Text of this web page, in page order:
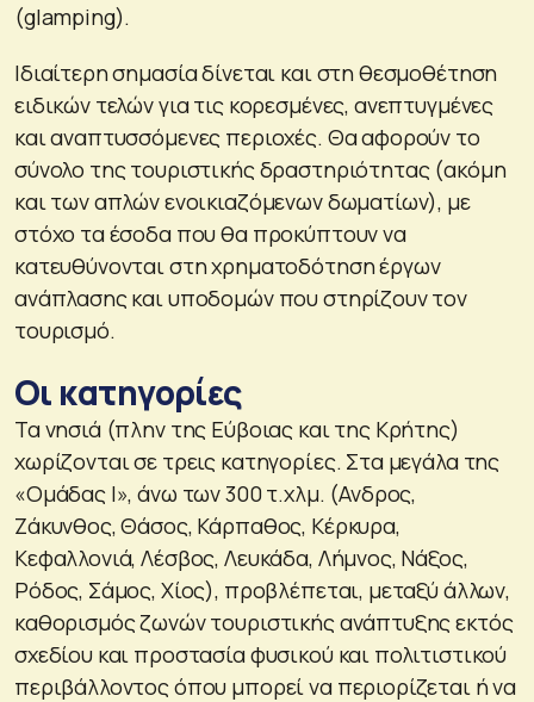
(glamping).
Ιδιαίτερη σημασία δίνεται και στη θεσμοθέτηση
ειδικών τελών για τις κορεσμένες, ανεπτυγμένες
και αναπτυσσόμενες περιοχές. Θα αφορούν το
σύνολο της τουριστικής δραστηριότητας (ακόμη
και των απλών ενοικιαζόμενων δωματίων), με
στόχο τα έσοδα που θα προκύπτουν να
κατευθύνονται στη χρηματοδότηση έργων
ανάπλασης και υποδομών που στηρίζουν τον
τουρισμό.
Οι κατηγορίες
Τα νησιά (πλην της Εύβοιας και της Κρήτης)
χωρίζονται σε τρεις κατηγορίες. Στα μεγάλα της
«Ομάδας Ι», άνω των 300 τ.χλμ. (Ανδρος,
Ζάκυνθος, Θάσος, Κάρπαθος, Κέρκυρα,
Κεφαλλονιά, Λέσβος, Λευκάδα, Λήμνος, Νάξος,
Ρόδος, Σάμος, Χίος), προβλέπεται, μεταξύ άλλων,
καθορισμός ζωνών τουριστικής ανάπτυξης εκτός
σχεδίου και προστασία φυσικού και πολιτιστικού
περιβάλλοντος όπου μπορεί να περιορίζεται ή να